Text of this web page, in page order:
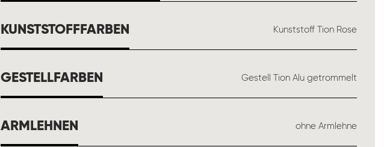
KUNSTSTOFFFARBEN Kunststoff Tion Rose
GESTELLFARBEN Gestell Tion Alu getrommelt
ARMLEHNEN ohne Armlehne